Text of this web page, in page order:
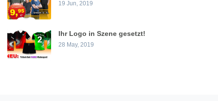
19 Jun, 2019
Ihr Logo in Szene gesetzt!
28 May, 2019